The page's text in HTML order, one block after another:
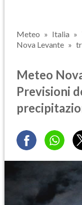
Meteo Italia
Nova Levante
Meteo
Previsioni